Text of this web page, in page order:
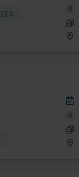
12 J.
0
0